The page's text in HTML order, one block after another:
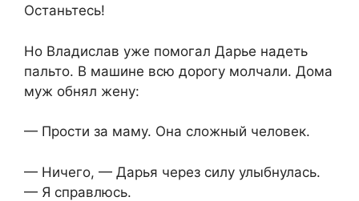
Останьтесь!
Но Владислав уже помогал Дарье надеть
пальто. В машине всю дорогу молчали. Дома
муж обнял жену:
— Прости за маму. Она сложный человек.
— Ничего, — Дарья через силу улыбнулась.
— Я справлюсь.